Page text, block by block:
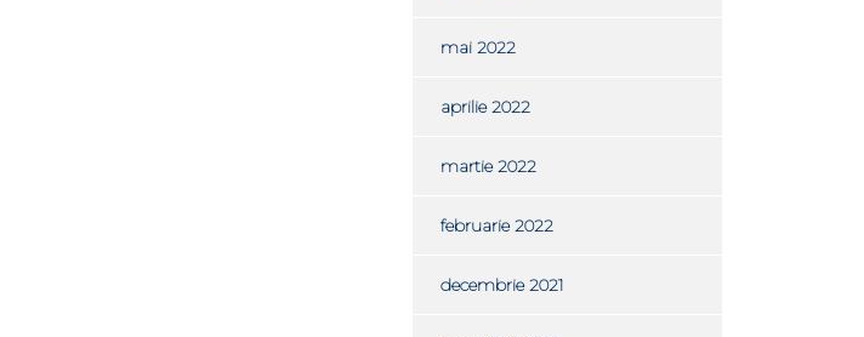
mai 2022
aprilie 2022
martie 2022
februarie 2022
decembrie 2021